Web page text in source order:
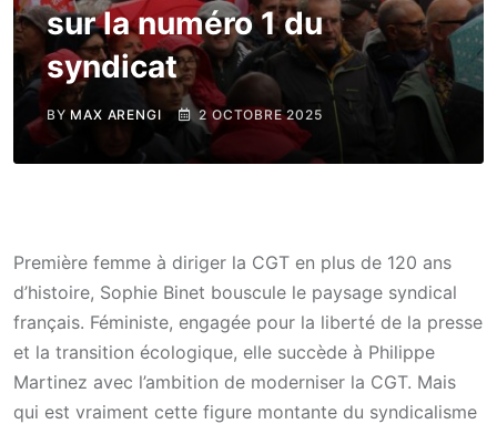
sur la numéro 1 du
syndicat
BY MAX ARENGI 2 OCTOBRE 2025
Première femme à diriger la CGT en plus de 120 ans
d’histoire, Sophie Binet bouscule le paysage syndical
français. Féministe, engagée pour la liberté de la presse
et la transition écologique, elle succède à Philippe
Martinez avec l’ambition de moderniser la CGT. Mais
qui est vraiment cette figure montante du syndicalisme